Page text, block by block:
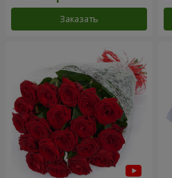
Заказать